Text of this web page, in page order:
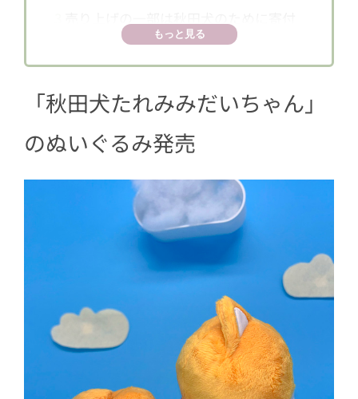
もっと見る
「秋田犬たれみみだいちゃん」
のぬいぐるみ発売